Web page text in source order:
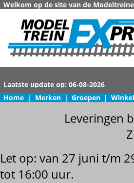
Welkom op de site van de
Home | Merken | Groepen |
Leveringen
Let op: van 27 juni t/m
tot 16:00 uur.